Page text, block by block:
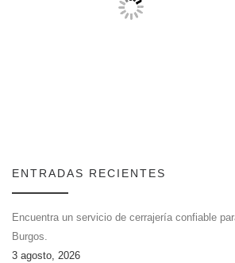
ENTRADAS RECIENTES
Encuentra un servicio de cerrajería confiable
Burgos.
3 agosto, 2026